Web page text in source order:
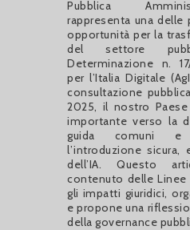
Pubblica
rappresenta una
opportunità per la
del settore
Determinazione n.
per l’Italia Digitale
consultazione
2025, il nostro
importante verso la
guida comuni e
l’introduzione sicura,
dell’IA. Questo
contenuto delle Linee
gli impatti giuridici,
e propone una
della governance